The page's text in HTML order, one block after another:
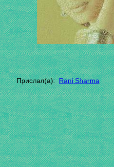
Прислал(а):Rani Sharma